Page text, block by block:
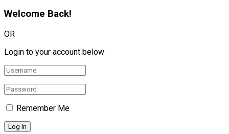
Welcome Back!
OR
Login to your account below
Remember Me